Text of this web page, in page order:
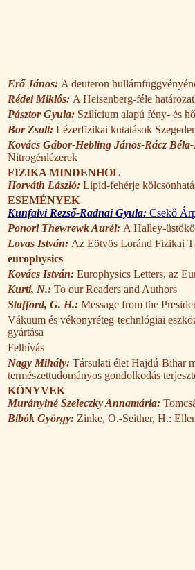
Erő János: A deuteron
Rédei Miklós: A Heisenberg-féle
Pásztor Gyula: Szilícium alapú fény- és
Bor Zsolt: Lézerfizikai kutatások
Kovács Gábor-Hebling János-Rácz
Nitrogénlézerek
FIZIKA MINDENHOL
Horváth László: Lipid-fehérje
ESEMÉNYEK
Kunfalvi Rezső-Radnai Gyula: Csekő
Ponori Thewrewk Aurél: A Halley-
Lovas István: Az Eötvös Loránd Fizikai
europhysics
Kovács István: Europhysics Letters, az
Kurti, N.: To our Readers and Authors
Stafford, G. H.: Message from the
Vákuum és vékonyréteg-technlógiai
gyártása
Felhívás
Nagy Mihály: Társulati élet Hajdú-Bihar
természettudományos gondolkodás
KÖNYVEK
Murányiné Szeleczky Annamária:
Bibók György: Zinke, O.-Seither, H.: